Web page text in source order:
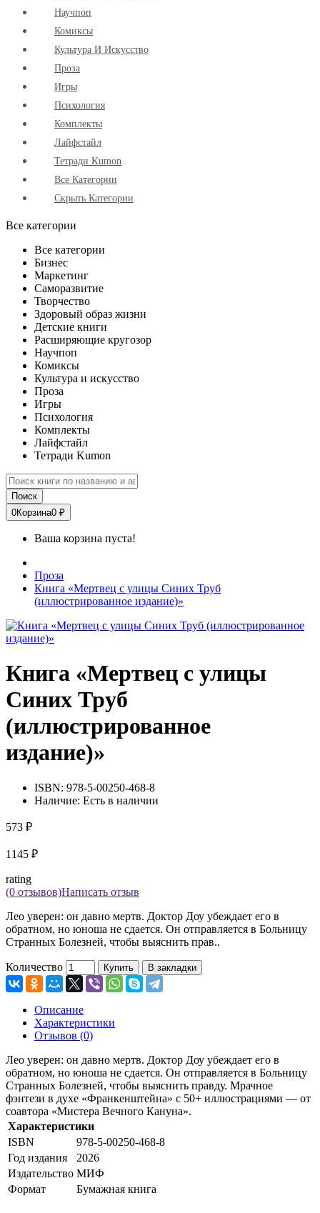
Научпоп
Комиксы
Культура И Искусство
Проза
Игры
Психология
Комплекты
Лайфстайл
Тетради Kumon
Все Категории
Скрыть Категории
Все категории
Все категории
Бизнес
Маркетинг
Саморазвитие
Творчество
Здоровый образ жизни
Детские книги
Расширяющие кругозор
Научпоп
Комиксы
Культура и искусство
Проза
Игры
Психология
Комплекты
Лайфстайл
Тетради Kumon
Поиск
0Корзина0 ₽
Ваша корзина пуста!
Проза
Книга «Мертвец с улицы Синих Труб
(иллюстрированное издание)»
Книга «Мертвец с улицы
Синих Труб
(иллюстрированное
издание)»
ISBN: 978-5-00250-468-8
Наличие: Есть в наличии
573 ₽
1145 ₽
rating
(0 отзывов)Написать отзыв
Лео уверен: он давно мертв. Доктор Доу убеждает его в
обратном, но юноша не сдается. Он отправляется в Больницу
Странных Болезней, чтобы выяснить прав..
Количество Купить В закладки
Описание
Характеристики
Отзывов (0)
Лео уверен: он давно мертв. Доктор Доу убеждает его в
обратном, но юноша не сдается. Он отправляется в Больницу
Странных Болезней, чтобы выяснить правду. Мрачное
фэнтези в духе «Франкенштейна» с 50+ иллюстрациями — от
соавтора «Мистера Вечного Кануна».
Характеристики
ISBN
978-5-00250-468-8
Год издания
2026
Издательство МИФ
Формат
Бумажная книга